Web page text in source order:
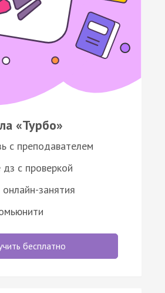
«Турбо»
с преподавателем
с проверкой
занятия
бесплатно